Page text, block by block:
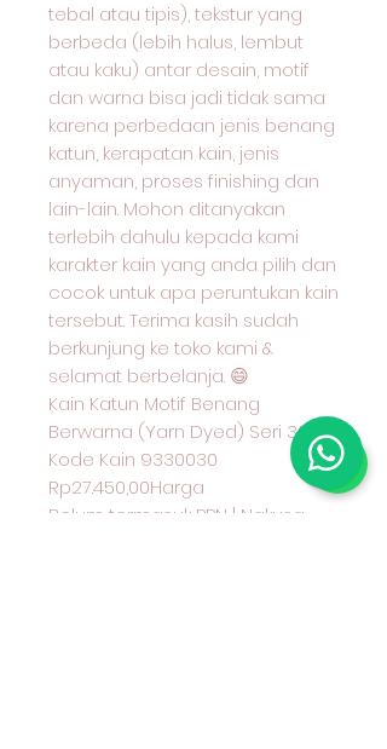
tebal atau tipis), tekstur yang
berbeda (lebih halus, lembut
atau kaku) antar desain, motif
dan warna bisa jadi tidak sama
karena perbedaan jenis benang
katun, kerapatan kain, jenis
anyaman, proses finishing dan
lain-lain. Mohon ditanyakan
terlebih dahulu kepada kami
karakter kain yang anda pilih dan
cocok untuk apa peruntukan kain
tersebut. Terima kasih sudah
berkunjung ke toko kami &
selamat berbelanja. 😄
Kain Katun Motif Benang
Berwarna (Yarn Dyed) Seri 30
Kode Kain 9330030
Rp27.450,00Harga
Belum termasuk PPN | Nakusa